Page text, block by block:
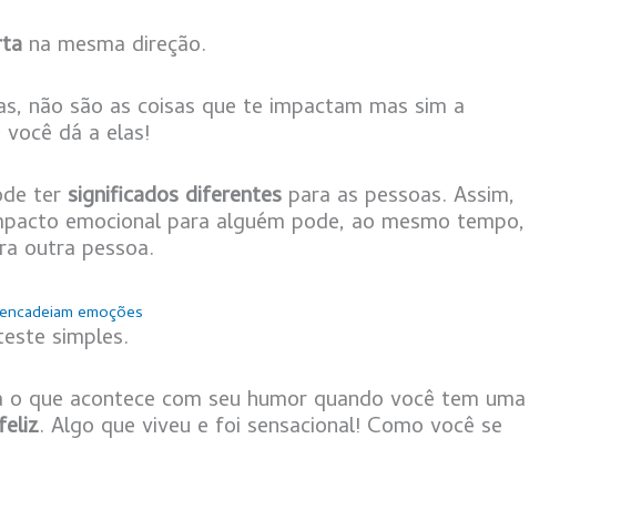
na mesma direção.
não são as coisas que te impactam mas sim a
dá a elas!
ter significados diferentes para as pessoas. Assim,
emocional para alguém pode, ao mesmo tempo,
outra pessoa.
emoções
simples.
o que acontece com seu humor quando você tem uma
. Algo que viveu e foi sensacional! Como você se